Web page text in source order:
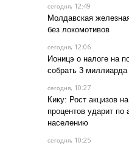
сегодня, 12:49
Молдавская
без локомотивов
сегодня, 12:06
Ионицэ о налоге на
собрать 3
сегодня, 10:27
Кику: Рост акцизов
процентов ударит по
населению
сегодня, 10:25